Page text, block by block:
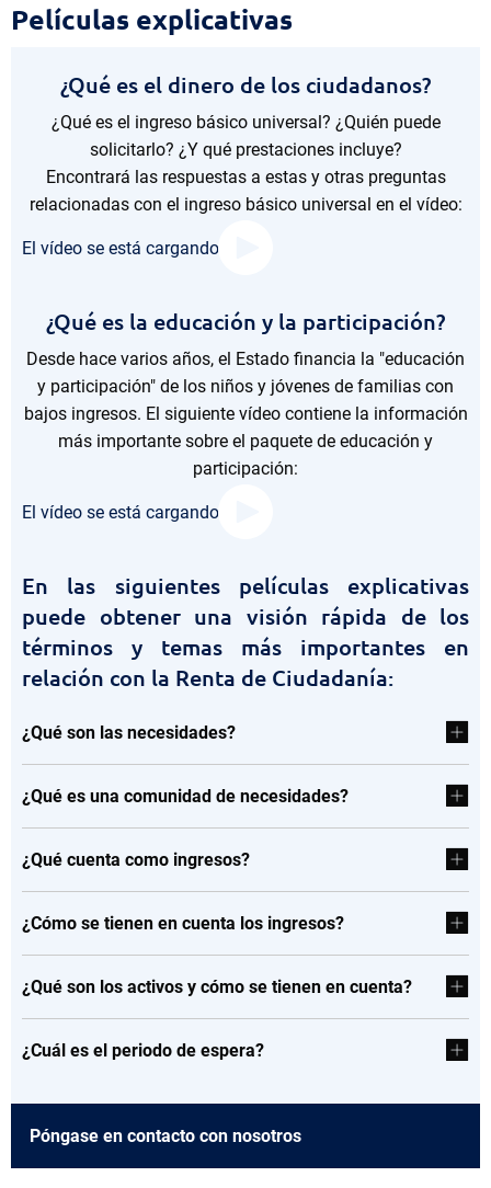
Películas
Películas explicativas
¿Qué es el dinero de los ciudadanos?
¿Qué es el ingreso básico universal? ¿Quién puede
solicitarlo? ¿Y qué prestaciones incluye?
Encontrará las respuestas a estas y otras preguntas
relacionadas con el ingreso básico universal en el vídeo:
El vídeo se está cargando...
¿Qué es la educación y la participación?
Desde hace varios años, el Estado financia la "educación
y participación" de los niños y jóvenes de familias con
bajos ingresos. El siguiente vídeo contiene la información
más importante sobre el paquete de educación y
participación:
El vídeo se está cargando...
En las siguientes películas explicativas
puede obtener una visión rápida de los
términos y temas más importantes en
relación con la Renta de Ciudadanía:
¿Qué son las necesidades?
¿Qué es una comunidad de necesidades?
¿Qué cuenta como ingresos?
¿Cómo se tienen en cuenta los ingresos?
¿Qué son los activos y cómo se tienen en cuenta?
¿Cuál es el periodo de espera?
Póngase en contacto con nosotros